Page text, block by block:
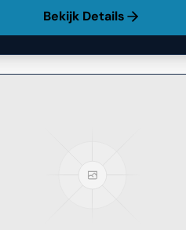
Bekijk Details